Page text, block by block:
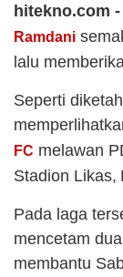
hitekno.com -
Ramdani
lalu
Seperti
FC melawan
Stadion Likas,
Pada laga
mencetam
membantu